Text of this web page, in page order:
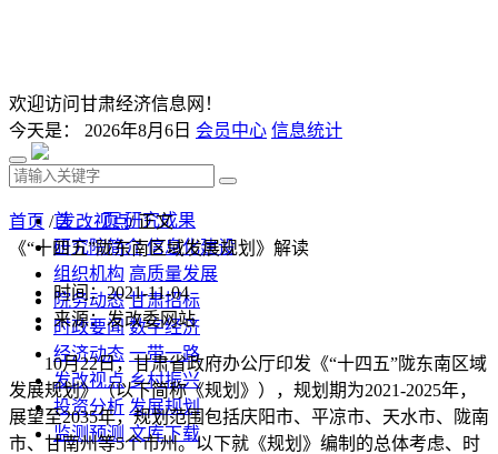
欢迎访问甘肃经济信息网！
今天是： 2026年8月6日 会员中心 信息统计
首 页 研究成果
研究院简介 信息化建设
组织机构 高质量发展
院务动态 甘肃招标
时政要闻 数字经济
经济动态 一带一路
发改视点 乡村振兴
投资分析 发展规划
监测预测 文库下载
首页 /发改视点/ 正文
《“十四五”陇东南区域发展规划》解读
时间：2021-11-04
来源：发改委网站
10月22日，甘肃省政府办公厅印发《“十四五”陇东南区域
发展规划》（以下简称《规划》），规划期为2021-2025年，
展望至2035年，规划范围包括庆阳市、平凉市、天水市、陇南
市、甘南州等5个市州。以下就《规划》编制的总体考虑、时